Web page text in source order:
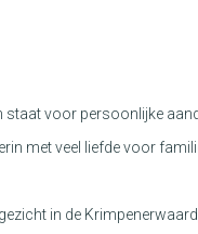
staat voor persoonlijke
met veel liefde voor
in de